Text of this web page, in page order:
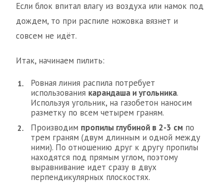
Если блок впитал влагу из воздуха или намок под
дождем, то при распиле ножовка вязнет и
совсем не идёт.
Итак, начинаем пилить:
Ровная линия распила потребует
использования карандаша и угольника.
Используя угольник, на газобетон наносим
разметку по всем четырем граням.
Производим пропилы глубиной в 2-3 см по
трем граням (двум длинным и одной между
ними). По отношению друг к другу пропилы
находятся под прямым углом, поэтому
выравнивание идет сразу в двух
перпендикулярных плоскостях.